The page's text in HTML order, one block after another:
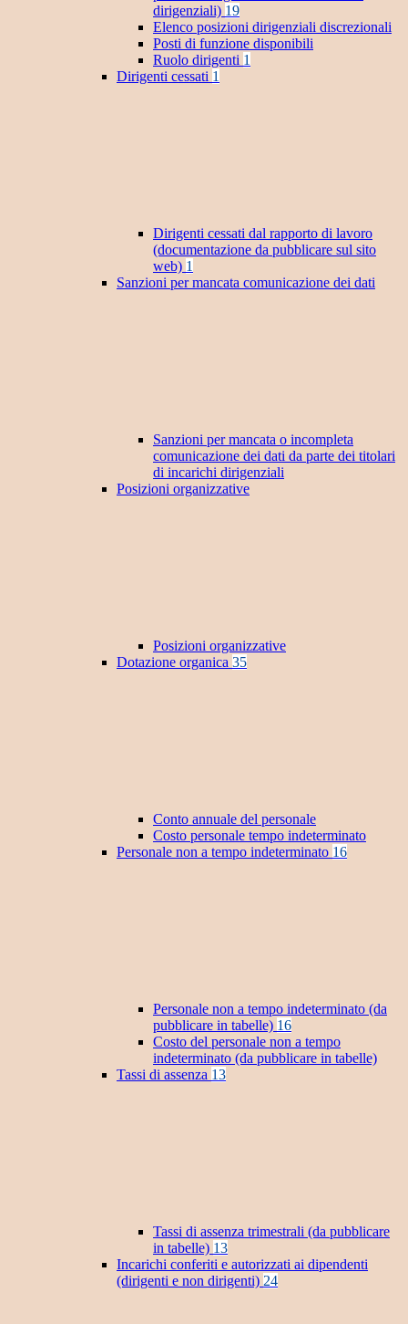
dirigenziali) 19
Elenco posizioni dirigenziali discrezionali
Posti di funzione disponibili
Ruolo dirigenti 1
Dirigenti cessati 1
Dirigenti cessati dal rapporto di lavoro
(documentazione da pubblicare sul sito
web) 1
Sanzioni per mancata comunicazione dei dati
Sanzioni per mancata o incompleta
comunicazione dei dati da parte dei titolari
di incarichi dirigenziali
Posizioni organizzative
Posizioni organizzative
Dotazione organica 35
Conto annuale del personale
Costo personale tempo indeterminato
Personale non a tempo indeterminato 16
Personale non a tempo indeterminato (da
pubblicare in tabelle) 16
Costo del personale non a tempo
indeterminato (da pubblicare in tabelle)
Tassi di assenza 13
Tassi di assenza trimestrali (da pubblicare
in tabelle) 13
Incarichi conferiti e autorizzati ai dipendenti
(dirigenti e non dirigenti) 24